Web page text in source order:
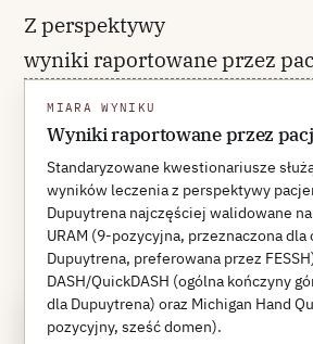
Z perspektywy
wyniki raportowane przez
MIARA WYNIKU
Wyniki raportowane przez
Standaryzowane kwestionariusze
wyników leczenia z perspektywy
Dupuytrena najczęściej walidowane
URAM (9-pozycyjna, przeznaczona dla
Dupuytrena, preferowana przez
DASH/QuickDASH (ogólna kończyny
dla Dupuytrena) oraz Michigan Hand
pozycyjny, sześć domen).
URAM (Beaudreuil 2011) jest
narzędziem stworzonym dla
Dupuytrena, walidowanym
modalności i
środowisku Federation of
for Surgery of the Hand
REFERENCE 18